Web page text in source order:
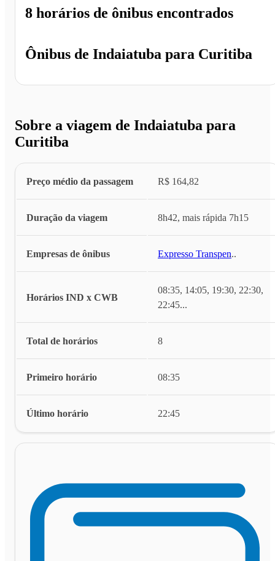
Ônibus de Indaiatuba para Curitiba
8 horários de ônibus encontrados
Sobre a viagem de Indaiatuba para
Curitiba
Preço médio da passagem R$ 164,82
Duração da viagem 8h42, mais rápida 7h15
Empresas de ônibus Expresso Transpen...
Horários IND x CWB
08:35, 14:05, 19:30, 22:30,
22:45...
Total de horários 8
Primeiro horário 08:35
Último horário 22:45